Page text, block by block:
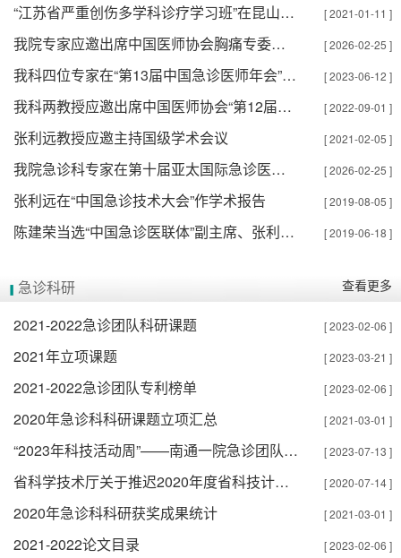
“江苏省严重创伤多学科诊疗学习班”在昆山举办 [ 2021-01-11 ]
我院专家应邀出席中国医师协会胸痛专委会 2025 学术年会 [ 2026-02-25 ]
我科四位专家在“第13届中国急诊医师年会”发言 [ 2023-06-12 ]
我科两教授应邀出席中国医师协会“第12届急诊医师年会” [ 2022-09-01 ]
张利远教授应邀主持国级学术会议 [ 2021-02-05 ]
我院急诊科专家在第十届亚太国际急诊医学学术会议作专题报告 [ 2026-02-25 ]
张利远在“中国急诊技术大会”作学术报告 [ 2019-08-05 ]
陈建荣当选“中国急诊医联体”副主席、张利远当选“常务理事” [ 2019-06-18 ]
急诊科研 查看更多
2021-2022急诊团队科研课题 [ 2023-02-06 ]
2021年立项课题 [ 2023-03-21 ]
2021-2022急诊团队专利榜单 [ 2023-02-06 ]
2020年急诊科科研课题立项汇总 [ 2021-03-01 ]
“2023年科技活动周”——南通一院急诊团队持续“急救走基层”，“生命至上”继行动 [ 2023-07-13 ]
省科学技术厅关于推迟2020年度省科技计划项目申报时间的通知 [ 2020-07-14 ]
2020年急诊科科研获奖成果统计 [ 2021-03-01 ]
2021-2022论文目录 [ 2023-02-06 ]